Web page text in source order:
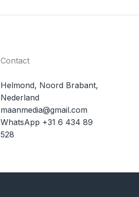
Contact
Helmond, Noord Brabant,
Nederland
maanmedia@gmail.com
WhatsApp +31 6 434 89
528